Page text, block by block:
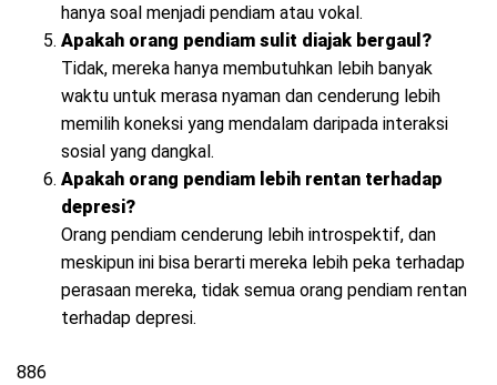
hanya soal menjadi pendiam atau vokal.
Apakah orang pendiam sulit diajak bergaul?
Tidak, mereka hanya membutuhkan lebih banyak
waktu untuk merasa nyaman dan cenderung lebih
memilih koneksi yang mendalam daripada interaksi
sosial yang dangkal.
Apakah orang pendiam lebih rentan terhadap
depresi?
Orang pendiam cenderung lebih introspektif, dan
meskipun ini bisa berarti mereka lebih peka terhadap
perasaan mereka, tidak semua orang pendiam rentan
terhadap depresi.
886